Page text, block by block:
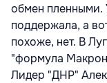
обмен пленными.
поддержала, а
похоже, нет. В
"формула
Лидер "ДНР"